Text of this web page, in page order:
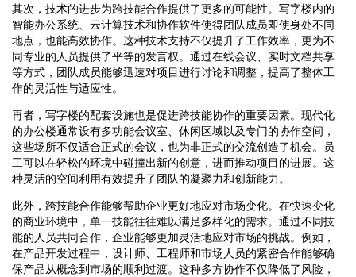
其次，技术的进步为跨技能合作提供了更多的可能性。写字楼内的
智能办公系统、云计算技术和协作软件使得团队成员即使身处不同
地点，也能高效协作。这种技术支持不仅提升了工作效率，更为不
同专业的人员提供了平等的发言权。通过在线会议、实时文档共享
等方式，团队成员能够迅速对项目进行讨论和调整，提高了整体工
作的灵活性与适应性。
再者，写字楼的配套设施也是促进跨技能协作的重要因素。现代化
的办公楼通常设有多功能会议室、休闲区域以及专门的协作空间，
这些场所不仅适合正式的会议，也为非正式的交流创造了机会。员
工可以在轻松的环境中碰撞出新的创意，进而推动项目的进展。这
种灵活的空间利用有效提升了团队的凝聚力和创新能力。
此外，跨技能合作能够帮助企业更好地应对市场变化。在快速变化
的商业环境中，单一技能往往难以满足多样化的需求。通过不同技
能的人员共同合作，企业能够更加灵活地应对市场的挑战。例如，
在产品开发过程中，设计师、工程师和市场人员的紧密合作能够确
保产品从概念到市场的顺利过渡。这种多方协作不仅降低了风险，